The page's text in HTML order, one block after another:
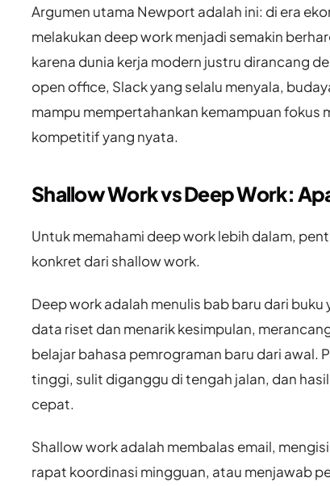
Argumen utama Newport adalah ini: di era
melakukan deep work menjadi semakin
karena dunia kerja modern justru dirancang
open office, Slack yang selalu menyala,
mampu mempertahankan kemampuan fokus
kompetitif yang nyata.
Shallow Work vs Deep Work:
Untuk memahami deep work lebih dalam,
konkret dari shallow work.
Deep work adalah menulis bab baru dari
data riset dan menarik kesimpulan,
belajar bahasa pemrograman baru dari awal.
tinggi, sulit diganggu di tengah jalan, dan
cepat.
Shallow work adalah membalas email,
rapat koordinasi mingguan, atau menjawab